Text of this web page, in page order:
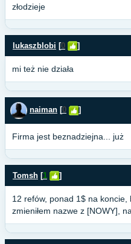
złodzieje
lukaszblobi [0 ]
mi też nie działa
naiman [0 ]
Firma jest beznadziejna... już
Tomsh [1 ]
12 refów, ponad 1$ na koncie,
zmieniłem nazwe z [NOWY],